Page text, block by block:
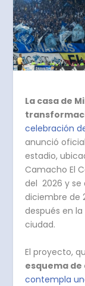
La casa de
celebración
anunció
estadio,
Camacho El
del 2026 y se
diciembre de
después en
ciudad.
El proyecto,
esquema
contempla